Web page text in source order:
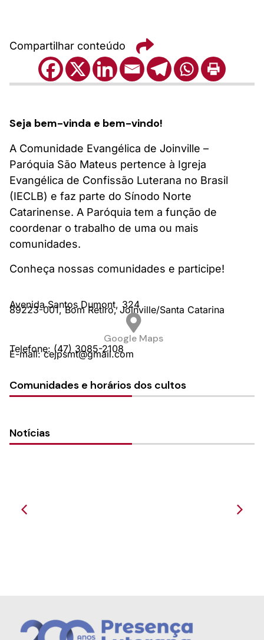
Compartilhar conteúdo
Seja bem-vinda e bem-vindo!
A Comunidade Evangélica de Joinville –
Paróquia São Mateus pertence à Igreja
Evangélica de Confissão Luterana no Brasil
(IECLB) e faz parte do Sínodo Norte
Catarinense. A Paróquia tem a função de
coordenar o trabalho de uma ou mais
comunidades.
Conheça nossas comunidades e participe!
Avenida Santos Dumont, 324
89223-001, Bom Retiro, Joinville/Santa Catarina
Google Maps
Telefone: (47) 3085-2108
E-mail: cejpsmt@gmail.com
Comunidades e horários dos cultos
Notícias